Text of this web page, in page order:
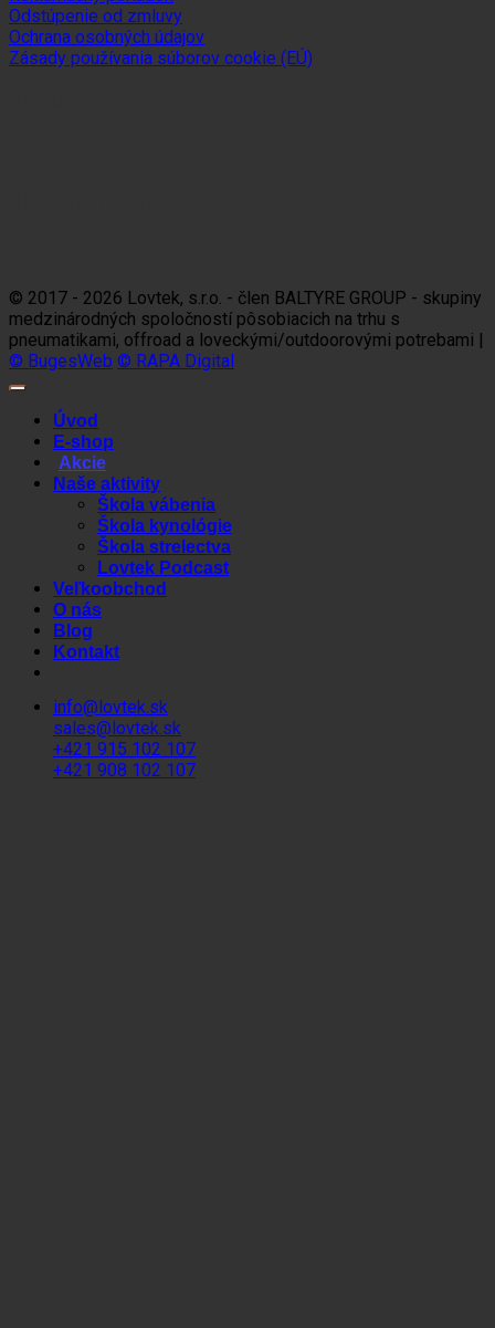
Odstúpenie od zmluvy
Ochrana osobných údajov
Zásady používania súborov cookie (EÚ)
© 2017 - 2026 Lovtek, s.r.o. - člen BALTYRE GROUP - skupiny
medzinárodných spoločností pôsobiacich na trhu s
pneumatikami, offroad a loveckými/outdoorovými potrebami |
© BugesWeb © RAPA Digital
Úvod
E-shop
Akcie
Naše aktivity
Škola vábenia
Škola kynológie
Škola strelectva
Lovtek Podcast
Veľkoobchod
O nás
Blog
Kontakt
info@lovtek.sk
sales@lovtek.sk
+421 915 102 107
+421 908 102 107